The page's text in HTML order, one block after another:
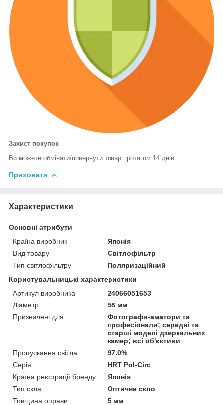
Захист покупок
Ви можете обміняти/повернути товар протягом 14 днів
Приховати
Характеристики
Основні атрибути
Країна виробник
Японія
Вид товару
Світлофільтр
Тип світлофільтру
Поляризаційний
Користувальницькі характеристики
Артикул виробника
24066051653
Діаметр
58 мм
Призначені для
Фотографи-аматори та
професіонали; середні та
старші моделі дзеркальних
камер; всі об'єктиви
Пропускання світла
97.0%
Серія
HRT Pol-Circ
Країна реєстрації бренду
Японія
Тип скла
Оптичне скло
Товщина оправи
5 мм